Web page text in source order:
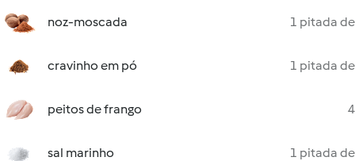
noz-moscada 1 pitada de
cravinho em pó 1 pitada de
peitos de frango 4
sal marinho 1 pitada de